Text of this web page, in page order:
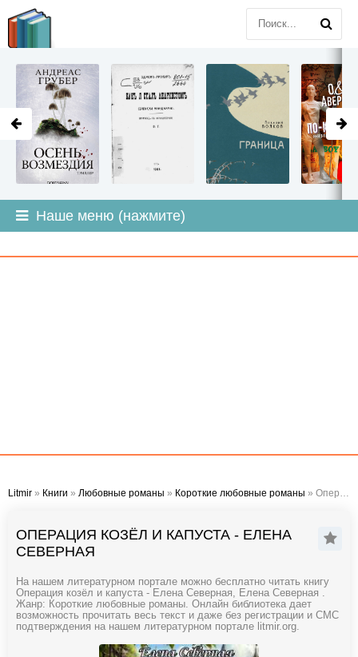
Наше меню (нажмите)
Litmir » Книги » Любовные романы » Короткие любовные романы » Операция козёл и капуста - Елена Северная
ОПЕРАЦИЯ КОЗЁЛ И КАПУСТА - ЕЛЕНА
СЕВЕРНАЯ
На нашем литературном портале можно бесплатно читать книгу
Операция козёл и капуста - Елена Северная, Елена Северная .
Жанр: Короткие любовные романы. Онлайн библиотека дает
возможность прочитать весь текст и даже без регистрации и СМС
подтверждения на нашем литературном портале litmir.org.
LITMIR.ORG